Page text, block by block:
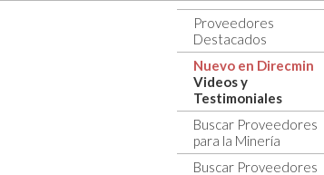
Proveedores
Destacados
Nuevo en Direcmin
Videos y
Testimoniales
Buscar Proveedores
para la Minería
Buscar Proveedores